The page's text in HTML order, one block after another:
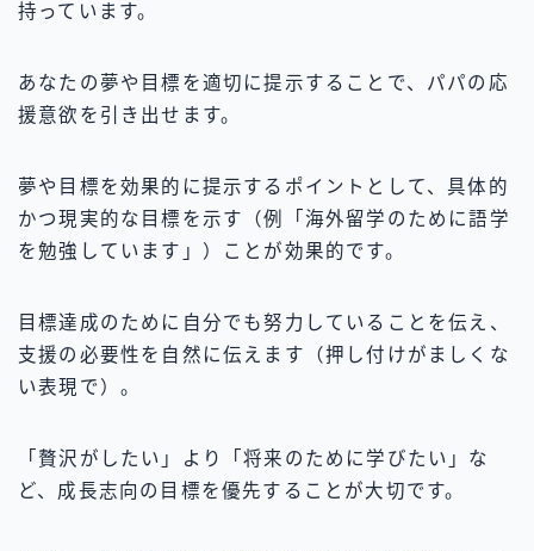
持っています。
あなたの夢や目標を適切に提示することで、パパの応
援意欲を引き出せます。
夢や目標を効果的に提示するポイントとして、具体的
かつ現実的な目標を示す（例「海外留学のために語学
を勉強しています」）ことが効果的です。
目標達成のために自分でも努力していることを伝え、
支援の必要性を自然に伝えます（押し付けがましくな
い表現で）。
「贅沢がしたい」より「将来のために学びたい」な
ど、成長志向の目標を優先することが大切です。